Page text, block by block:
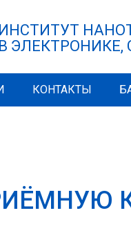
ИНСТИТУТ
В
КОНТАКТЫ